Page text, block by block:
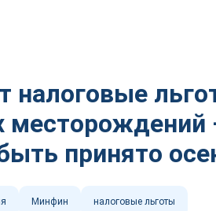
налоговые
месторождений
принято
Минфин налоговые льготы